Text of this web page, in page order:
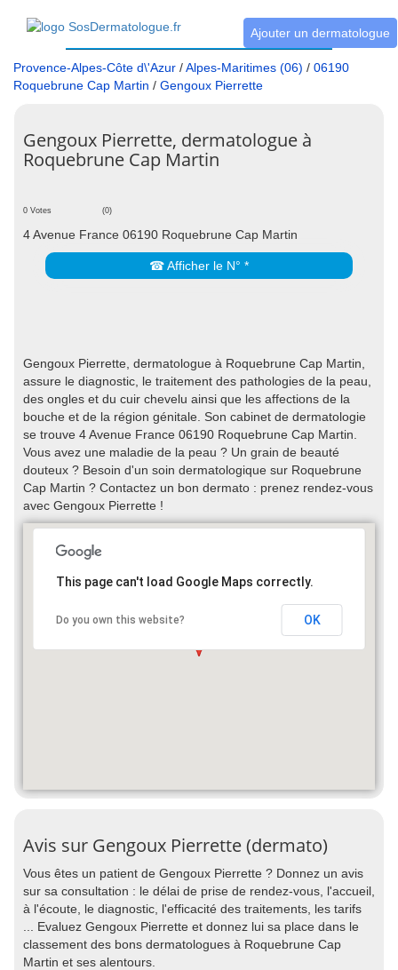
Ajouter un dermatologue
Provence-Alpes-Côte d\'Azur /Alpes-Maritimes (06) / 06190
Roquebrune Cap Martin / Gengoux Pierrette
Gengoux Pierrette, dermatologue à
Roquebrune Cap Martin
0 Votes (0)
4 Avenue France 06190 Roquebrune Cap Martin
☎ Afficher le N° *
Gengoux Pierrette, dermatologue à Roquebrune Cap Martin,
assure le diagnostic, le traitement des pathologies de la peau,
des ongles et du cuir chevelu ainsi que les affections de la
bouche et de la région génitale. Son cabinet de dermatologie
se trouve 4 Avenue France 06190 Roquebrune Cap Martin.
Vous avez une maladie de la peau ? Un grain de beauté
douteux ? Besoin d'un soin dermatologique sur Roquebrune
Cap Martin ? Contactez un bon dermato : prenez rendez-vous
avec Gengoux Pierrette !
This page can't load Google Maps correctly.
Do you own this website? OK
Avis sur Gengoux Pierrette (dermato)
Vous êtes un patient de Gengoux Pierrette ? Donnez un avis
sur sa consultation : le délai de prise de rendez-vous, l'accueil,
à l'écoute, le diagnostic, l'efficacité des traitements, les tarifs
... Evaluez Gengoux Pierrette et donnez lui sa place dans le
classement des bons dermatologues à Roquebrune Cap
Martin et ses alentours.